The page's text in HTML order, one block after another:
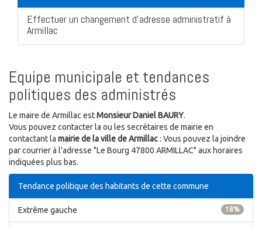
Effectuer un changement d'adresse administratif à
Armillac
Equipe municipale et tendances
politiques des administrés
Le maire de Armillac estMonsieur Daniel BAURY.
Vous pouvez contacter la ou les secrétaires de mairie en
contactant la mairie de la ville de Armillac: Vous pouvez la joindre
par courrier à l'adresse "Le Bourg 47800 ARMILLAC" aux horaires
indiquées plus bas.
Tendance politique des habitants de cette commune
18%
Extrême gauche